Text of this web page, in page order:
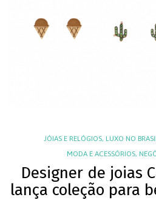
JÓIAS E RELÓGIOS, LUXO NO BRASIL
MODA E ACESSÓRIOS,
Designer de joias
lança coleção para